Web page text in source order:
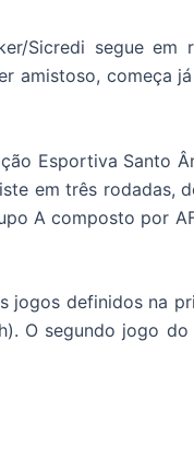
Sicredi segue
amistoso, começa
Esportiva Santo
em três rodadas,
A composto por
jogos definidos na
O segundo jogo